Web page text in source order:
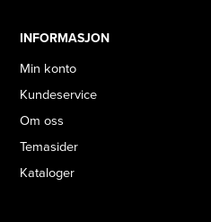
INFORMASJON
Min konto
Kundeservice
Om oss
Temasider
Kataloger